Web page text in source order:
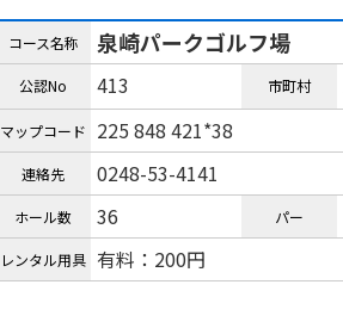
コース名称 泉崎パークゴルフ場
公認No 413 市町村
マップコード 225 848 421*38
連絡先 0248-53-4141
ホール数 36 パー
レンタル用具 有料：200円